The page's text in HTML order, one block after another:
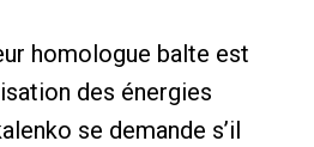
homologue balte est
des énergies
se demande s’il